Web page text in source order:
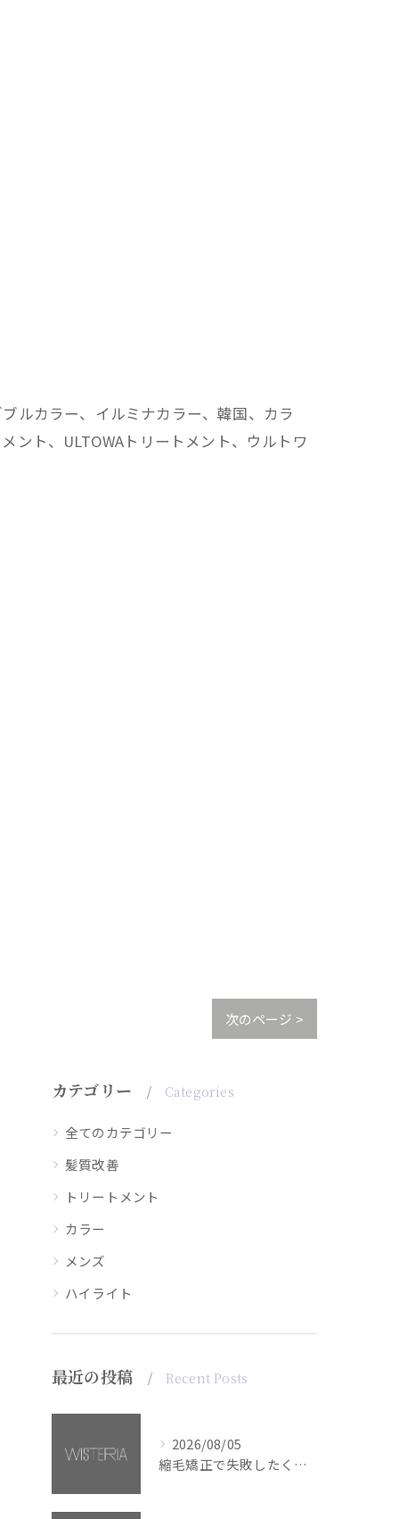
ルカラー、イルミナカラー、韓国、カラ
ント、ULTOWAトリートメント、ウルトワ
次のページ >
カテゴリー Categories
全てのカテゴリー
髪質改善
トリートメント
カラー
メンズ
ハイライト
最近の投稿 Recent Posts
2026/08/05
縮毛矯正で失敗したくない方へ【銀座・美容室WISTERIA】